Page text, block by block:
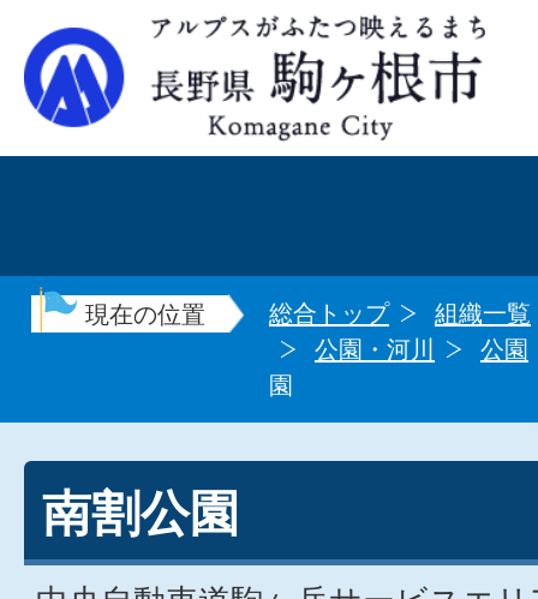
現在の位置 総合トップ
組織一覧
公園・河川
公園
園
南割公園